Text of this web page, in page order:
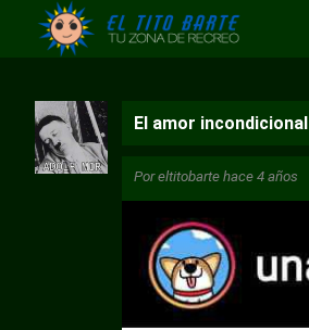
El amor incondicional
Poreltitobartehace 4 años